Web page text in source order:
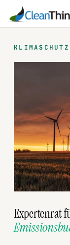
Inhalt
springen
Expertenrat